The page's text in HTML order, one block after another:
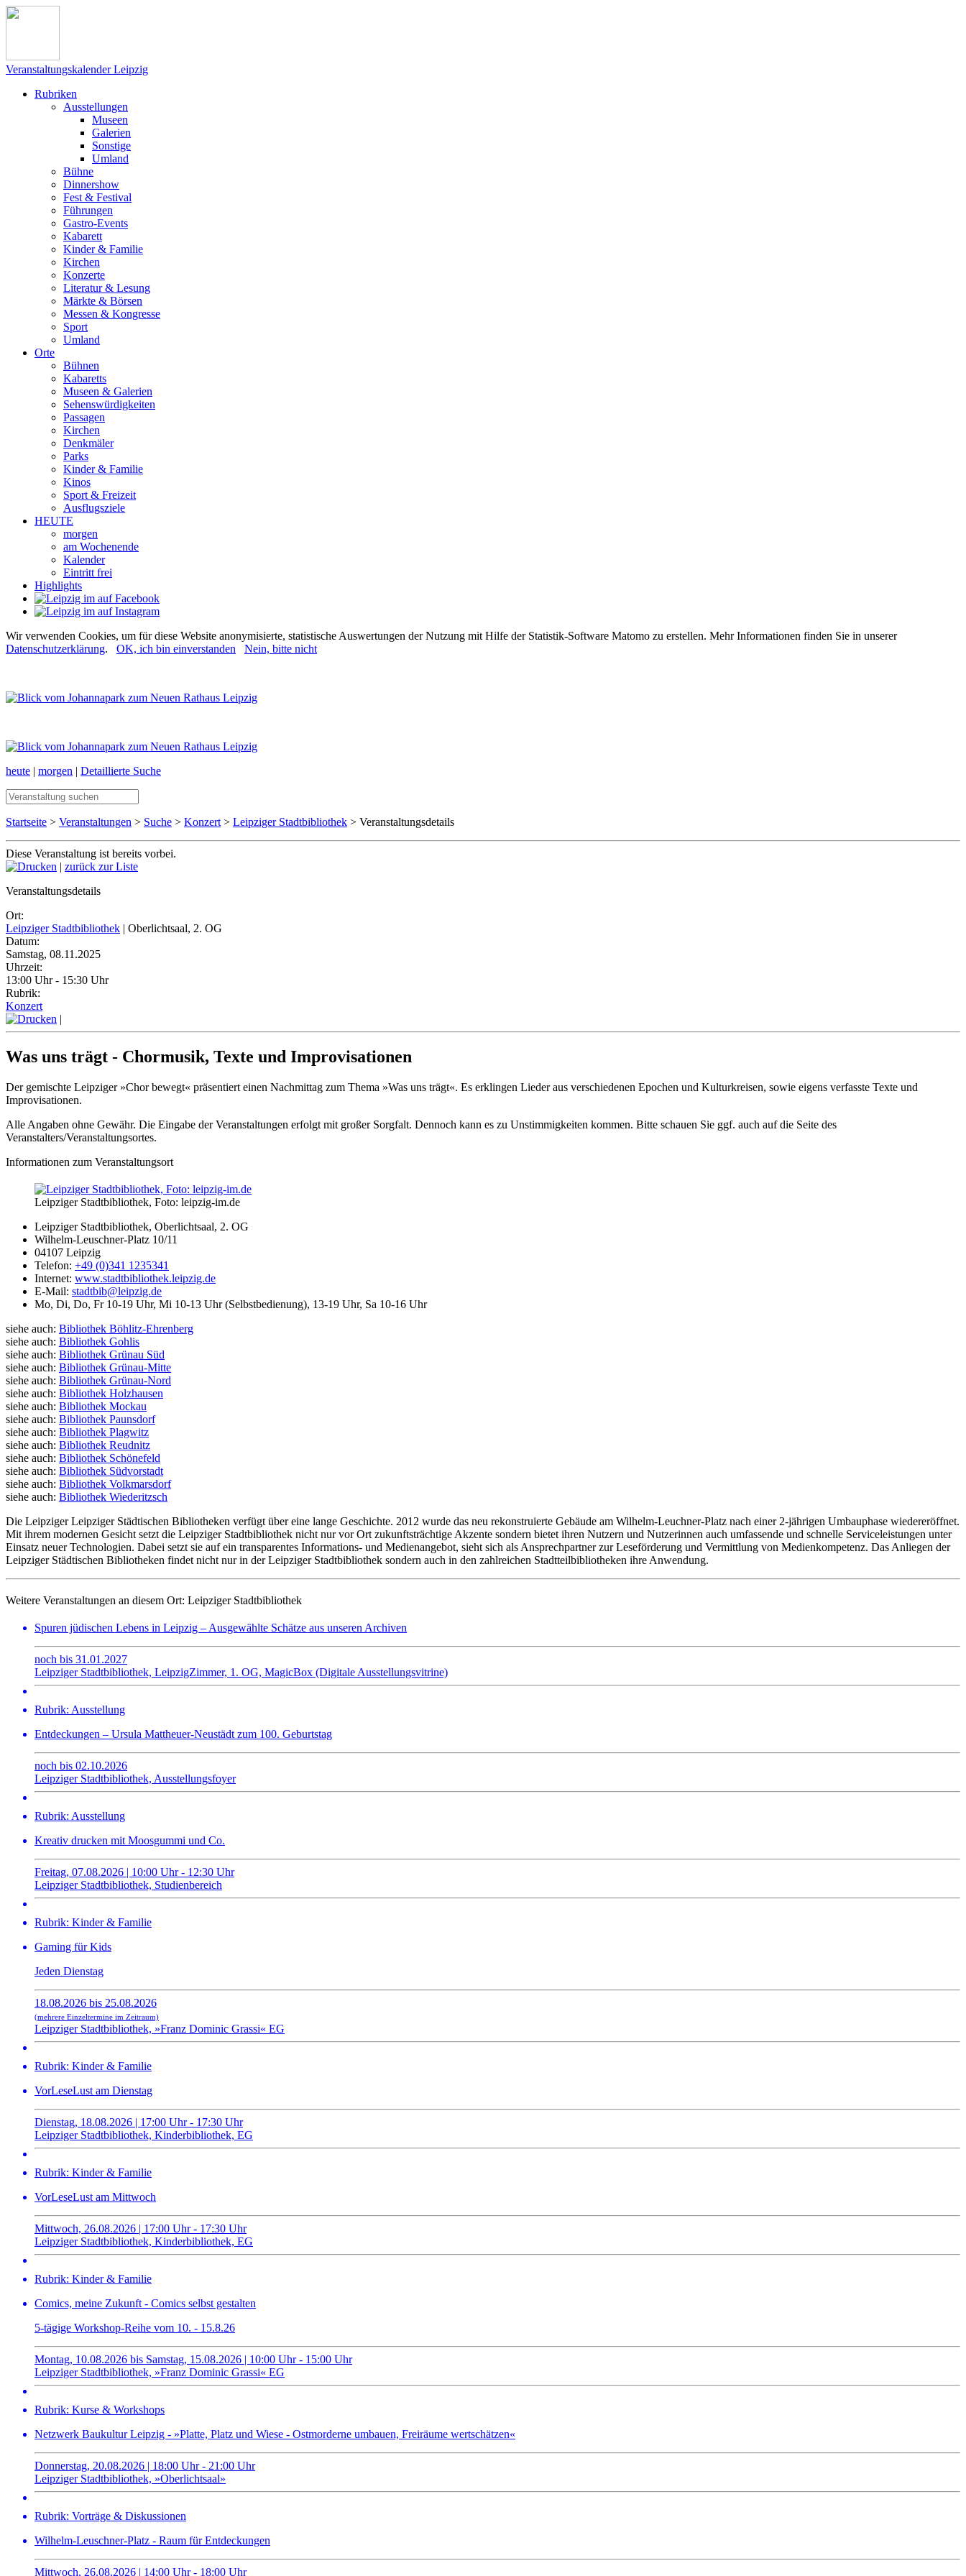
Veranstaltungskalender Leipzig
Rubriken
Ausstellungen
Museen
Galerien
Sonstige
Umland
Bühne
Dinnershow
Fest & Festival
Führungen
Gastro-Events
Kabarett
Kinder & Familie
Kirchen
Konzerte
Literatur & Lesung
Märkte & Börsen
Messen & Kongresse
Sport
Umland
Orte
Bühnen
Kabaretts
Museen & Galerien
Sehenswürdigkeiten
Passagen
Kirchen
Denkmäler
Parks
Kinder & Familie
Kinos
Sport & Freizeit
Ausflugsziele
HEUTE
morgen
am Wochenende
Kalender
Eintritt frei
Highlights
Wir verwenden Cookies, um für diese Website anonymisierte, statistische Auswertungen der Nutzung mit Hilfe der Statistik-Software Matomo zu erstellen. Mehr Informationen finden Sie in unserer
Datenschutzerklärung. OK, ich bin einverstanden Nein, bitte nicht
heute | morgen | Detaillierte Suche
Startseite > Veranstaltungen > Suche > Konzert > Leipziger Stadtbibliothek > Veranstaltungsdetails
Diese Veranstaltung ist bereits vorbei.
| zurück zur Liste
Veranstaltungsdetails
Ort:
Leipziger Stadtbibliothek | Oberlichtsaal, 2. OG
Datum:
Samstag, 08.11.2025
Uhrzeit:
13:00 Uhr - 15:30 Uhr
Rubrik:
Konzert
|
Was uns trägt - Chormusik, Texte und Improvisationen
Der gemischte Leipziger »Chor bewegt« präsentiert einen Nachmittag zum Thema »Was uns trägt«. Es erklingen Lieder aus verschiedenen Epochen und Kulturkreisen, sowie eigens verfasste Texte und
Improvisationen.
Alle Angaben ohne Gewähr. Die Eingabe der Veranstaltungen erfolgt mit großer Sorgfalt. Dennoch kann es zu Unstimmigkeiten kommen. Bitte schauen Sie ggf. auch auf die Seite des
Veranstalters/Veranstaltungsortes.
Informationen zum Veranstaltungsort
Leipziger Stadtbibliothek, Foto: leipzig-im.de
Leipziger Stadtbibliothek, Oberlichtsaal, 2. OG
Wilhelm-Leuschner-Platz 10/11
04107 Leipzig
Telefon: +49 (0)341 1235341
Internet: www.stadtbibliothek.leipzig.de
E-Mail: stadtbib@leipzig.de
Mo, Di, Do, Fr 10-19 Uhr, Mi 10-13 Uhr (Selbstbedienung), 13-19 Uhr, Sa 10-16 Uhr
siehe auch: Bibliothek Böhlitz-Ehrenberg
siehe auch: Bibliothek Gohlis
siehe auch: Bibliothek Grünau Süd
siehe auch: Bibliothek Grünau-Mitte
siehe auch: Bibliothek Grünau-Nord
siehe auch: Bibliothek Holzhausen
siehe auch: Bibliothek Mockau
siehe auch: Bibliothek Paunsdorf
siehe auch: Bibliothek Plagwitz
siehe auch: Bibliothek Reudnitz
siehe auch: Bibliothek Schönefeld
siehe auch: Bibliothek Südvorstadt
siehe auch: Bibliothek Volkmarsdorf
siehe auch: Bibliothek Wiederitzsch
Die Leipziger Leipziger Städtischen Bibliotheken verfügt über eine lange Geschichte. 2012 wurde das neu rekonstruierte Gebäude am Wilhelm-Leuchner-Platz nach einer 2-jährigen Umbauphase wiedereröffnet.
Mit ihrem modernen Gesicht setzt die Leipziger Stadtbibliothek nicht nur vor Ort zukunftsträchtige Akzente sondern bietet ihren Nutzern und Nutzerinnen auch umfassende und schnelle Serviceleistungen unter
Einsatz neuer Technologien. Dabei setzt sie auf ein transparentes Informations- und Medienangebot, sieht sich als Ansprechpartner zur Leseförderung und Vermittlung von Medienkompetenz. Das Anliegen der
Leipziger Städtischen Bibliotheken findet nicht nur in der Leipziger Stadtbibliothek sondern auch in den zahlreichen Stadtteilbibliotheken ihre Anwendung.
Weitere Veranstaltungen an diesem Ort: Leipziger Stadtbibliothek
Spuren jüdischen Lebens in Leipzig – Ausgewählte Schätze aus unseren Archiven
noch bis 31.01.2027
Leipziger Stadtbibliothek, LeipzigZimmer, 1. OG, MagicBox (Digitale Ausstellungsvitrine)
Rubrik: Ausstellung
Entdeckungen – Ursula Mattheuer-Neustädt zum 100. Geburtstag
noch bis 02.10.2026
Leipziger Stadtbibliothek, Ausstellungsfoyer
Rubrik: Ausstellung
Kreativ drucken mit Moosgummi und Co.
Freitag, 07.08.2026 | 10:00 Uhr - 12:30 Uhr
Leipziger Stadtbibliothek, Studienbereich
Rubrik: Kinder & Familie
Gaming für Kids
Jeden Dienstag
18.08.2026 bis 25.08.2026
(mehrere Einzeltermine im Zeitraum)
Leipziger Stadtbibliothek, »Franz Dominic Grassi« EG
Rubrik: Kinder & Familie
VorLeseLust am Dienstag
Dienstag, 18.08.2026 | 17:00 Uhr - 17:30 Uhr
Leipziger Stadtbibliothek, Kinderbibliothek, EG
Rubrik: Kinder & Familie
VorLeseLust am Mittwoch
Mittwoch, 26.08.2026 | 17:00 Uhr - 17:30 Uhr
Leipziger Stadtbibliothek, Kinderbibliothek, EG
Rubrik: Kinder & Familie
Comics, meine Zukunft - Comics selbst gestalten
5-tägige Workshop-Reihe vom 10. - 15.8.26
Montag, 10.08.2026 bis Samstag, 15.08.2026 | 10:00 Uhr - 15:00 Uhr
Leipziger Stadtbibliothek, »Franz Dominic Grassi« EG
Rubrik: Kurse & Workshops
Netzwerk Baukultur Leipzig - »Platte, Platz und Wiese - Ostmorderne umbauen, Freiräume wertschätzen«
Donnerstag, 20.08.2026 | 18:00 Uhr - 21:00 Uhr
Leipziger Stadtbibliothek, »Oberlichtsaal»
Rubrik: Vorträge & Diskussionen
Wilhelm-Leuschner-Platz - Raum für Entdeckungen
Mittwoch, 26.08.2026 | 14:00 Uhr - 18:00 Uhr